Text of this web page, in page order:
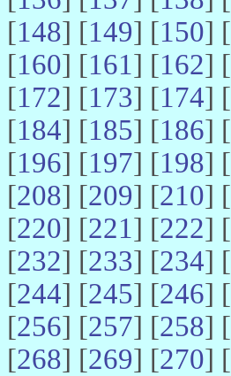
[148] [149] [150] [
[160] [161] [162] [
[172] [173] [174] [
[184] [185] [186] [
[196] [197] [198] [
[208] [209] [210] [
[220] [221] [222] [
[232] [233] [234] [
[244] [245] [246] [
[256] [257] [258] [
[268] [269] [270] [